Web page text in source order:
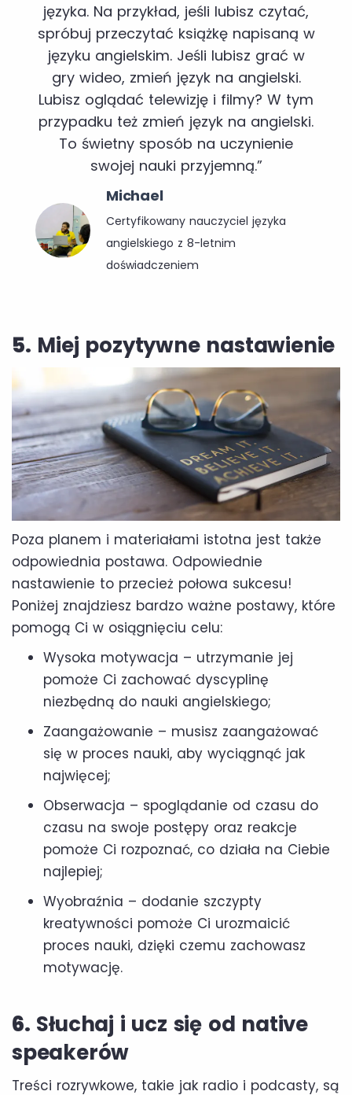
języka. Na przykład, jeśli lubisz czytać,
spróbuj przeczytać książkę napisaną w
języku angielskim. Jeśli lubisz grać w
gry wideo, zmień język na angielski.
Lubisz oglądać telewizję i filmy? W tym
przypadku też zmień język na angielski.
To świetny sposób na uczynienie
swojej nauki przyjemną.”
Michael
Certyfikowany nauczyciel języka
angielskiego z 8-letnim
doświadczeniem
5. Miej pozytywne nastawienie
Poza planem i materiałami istotna jest także
odpowiednia postawa. Odpowiednie
nastawienie to przecież połowa sukcesu!
Poniżej znajdziesz bardzo ważne postawy, które
pomogą Ci w osiągnięciu celu:
Wysoka motywacja – utrzymanie jej
pomoże Ci zachować dyscyplinę
niezbędną do nauki angielskiego;
Zaangażowanie – musisz zaangażować
się w proces nauki, aby wyciągnąć jak
najwięcej;
Obserwacja – spoglądanie od czasu do
czasu na swoje postępy oraz reakcje
pomoże Ci rozpoznać, co działa na Ciebie
najlepiej;
Wyobraźnia – dodanie szczypty
kreatywności pomoże Ci urozmaicić
proces nauki, dzięki czemu zachowasz
motywację.
6. Słuchaj i ucz się od native
speakerów
Treści rozrywkowe, takie jak radio i podcasty, są